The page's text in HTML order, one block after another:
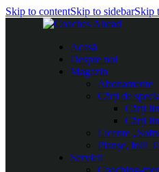
Skip to contentSkip to sidebarSkip
Acasă
Despre noi
Magazin
Abonamente
Cărți de
Cărți
Cărți
Licențe
Planșe, folii
Servicii
Coaching-